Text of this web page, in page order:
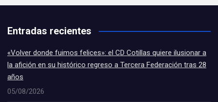
Entradas recientes
«Volver donde fuimos felices»: el CD Cotillas quiere ilusionar a
la afición en su histórico regreso a Tercera Federación tras 28
años
05/08/2026